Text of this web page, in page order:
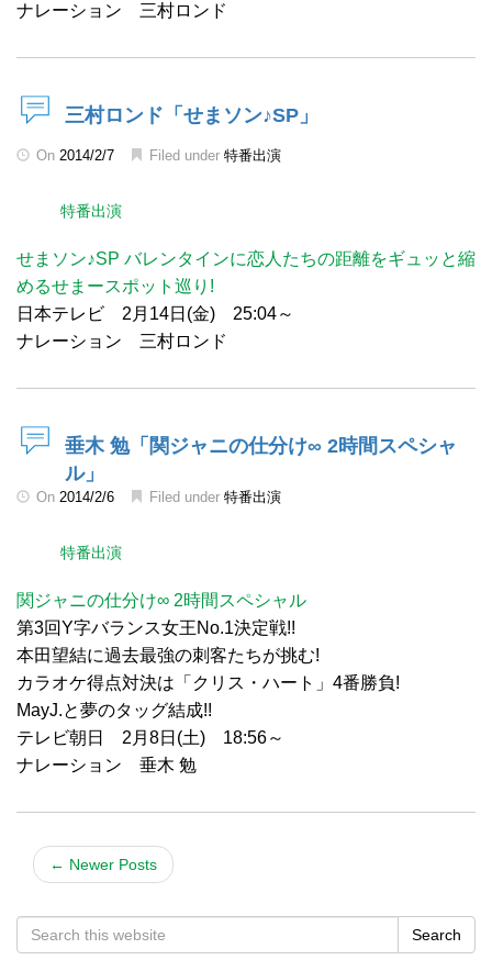
ナレーション 三村ロンド
三村ロンド「せまソン♪SP」
On 2014/2/7 Filed under 特番出演
特番出演
せまソン♪SP バレンタインに恋人たちの距離をギュッと縮
めるせまースポット巡り!
日本テレビ 2月14日(金) 25:04～
ナレーション 三村ロンド
垂木 勉「関ジャニの仕分け∞ 2時間スペシャ
ル」
On 2014/2/6 Filed under 特番出演
特番出演
関ジャニの仕分け∞ 2時間スペシャル
第3回Y字バランス女王No.1決定戦!!
本田望結に過去最強の刺客たちが挑む!
カラオケ得点対決は「クリス・ハート」4番勝負!
MayJ.と夢のタッグ結成!!
テレビ朝日 2月8日(土) 18:56～
ナレーション 垂木 勉
← Newer Posts
Search